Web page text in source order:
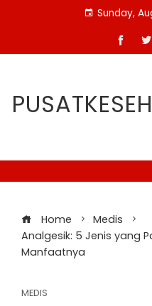
Sunday,
Home
Medis
Analgesik: 5 Jenis yang
Manfaatnya
MEDIS